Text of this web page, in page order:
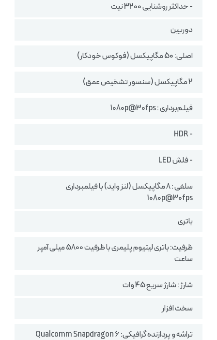
- حداکثر روشنایی 3200 نیت
دوربین
اصلی: 50 مگاپیکسل (فوکوس خودکار)
2 مگاپیکسل (سنسور تشخیص عمق)
فیلم‌برداری : 1080p@30fps
- HDR
- فلش LED
سلفی : 8 مگاپیکسل (لنز واید) با فیلمبرداری
1080p@30fps
باتری
ظرفیت: باتری لیتیوم پلیمری با ظرفیت 5800 میلی آمپر
ساعت
شارژ : شارژ سریع 45 وات
سخت افزار
تراشه و پردازنده گرافیکی: Qualcomm Snapdragon 6